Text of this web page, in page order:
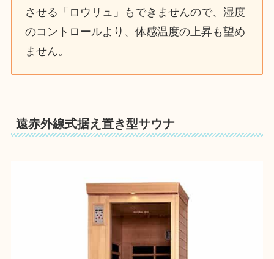
させる「ロウリュ」もできませんので、湿度
のコントロールより、体感温度の上昇も望め
ません。
遠赤外線式据え置き型サウナ